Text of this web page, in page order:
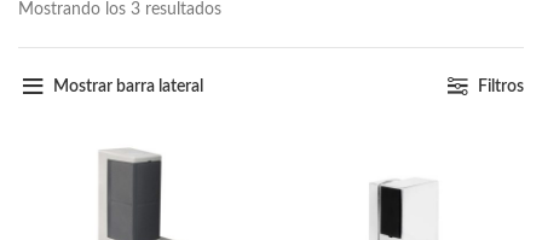
Mostrando los 3 resultados
Mostrar barra lateral Filtros